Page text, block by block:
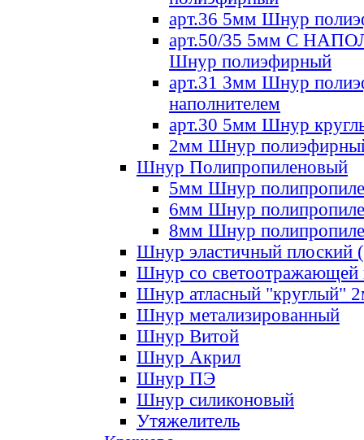
арт.36 5мм Шнур
арт.50/35 5мм С
Шнур полиэфирный
арт.31 3мм Шнур
наполнителем
арт.30 5мм Шнур
2мм Шнур
Шнур Полипропиленовый
5мм Шнур
6мм Шнур
8мм Шнур
Шнур эластичный плоский
Шнур со светоотражающей
Шнур атласный "круглый"
Шнур метализированный
Шнур Витой
Шнур Акрил
Шнур ПЭ
Шнур силиконовый
Утяжелитель